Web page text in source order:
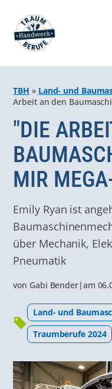
TBH » Land- und
Arbeit an den
"DIE
MIR
Emily Ryan ist
über Mechanik,
Pneumatik
von Gabi Bender|am
Land- und
Traumberufe 2024